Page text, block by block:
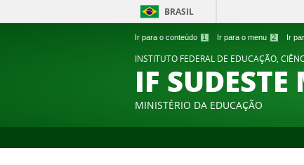
Ir para o conteúdo 1 Ir para o menu 2 Ir
BRASIL
INSTITUTO FEDERAL DE EDUCAÇÃO,
IF SUDESTE
MINISTÉRIO DA EDUCAÇÃO